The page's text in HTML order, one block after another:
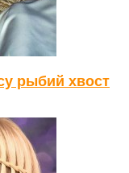
рыбий хвост